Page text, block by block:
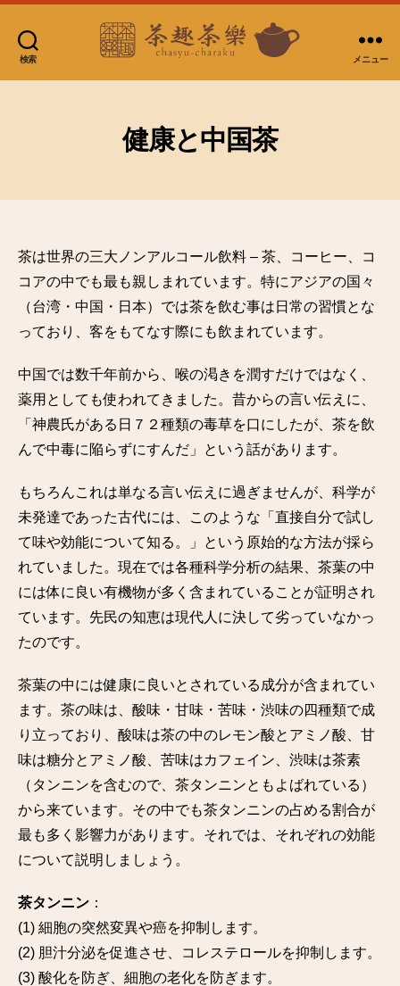
検索
房
茶
メニュー
健康と中国茶
茶は世界の三大ノンアルコール飲料 – 茶、コーヒー、コ
コアの中でも最も親しまれています。特にアジアの国々
（台湾・中国・日本）では茶を飲む事は日常の習慣とな
っており、客をもてなす際にも飲まれています。
中国では数千年前から、喉の渇きを潤すだけではなく、
薬用としても使われてきました。昔からの言い伝えに、
「神農氏がある日７２種類の毒草を口にしたが、茶を飲
んで中毒に陥らずにすんだ」という話があります。
もちろんこれは単なる言い伝えに過ぎませんが、科学が
未発達であった古代には、このような「直接自分で試し
て味や効能について知る。」という原始的な方法が採ら
れていました。現在では各種科学分析の結果、茶葉の中
には体に良い有機物が多く含まれていることが証明され
ています。先民の知恵は現代人に決して劣っていなかっ
たのです。
茶葉の中には健康に良いとされている成分が含まれてい
ます。茶の味は、酸味・甘味・苦味・渋味の四種類で成
り立っており、酸味は茶の中のレモン酸とアミノ酸、甘
味は糖分とアミノ酸、苦味はカフェイン、渋味は茶素
（タンニンを含むので、茶タンニンともよばれている）
から来ています。その中でも茶タンニンの占める割合が
最も多く影響力があります。それでは、それぞれの効能
について説明しましょう。
茶タンニン ：
(1) 細胞の突然変異や癌を抑制します。
(2) 胆汁分泌を促進させ、コレステロールを抑制します。
(3) 酸化を防ぎ、細胞の老化を防ぎます。